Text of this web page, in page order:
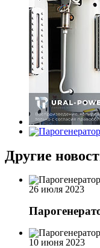
Другие
26 июля 2023
10 июня 2023